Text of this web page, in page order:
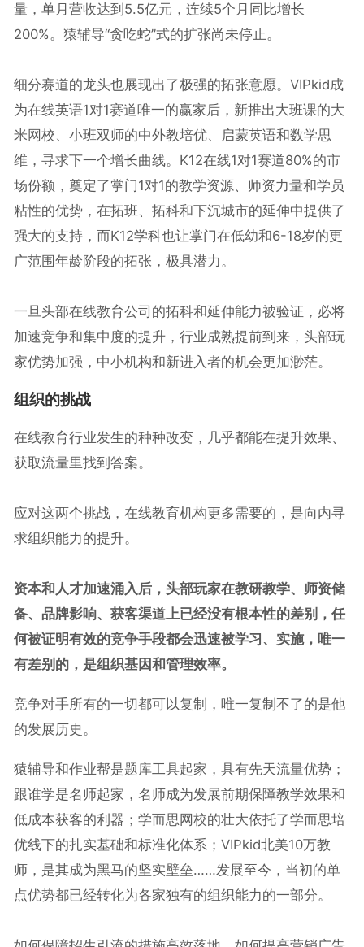
量，单月营收达到5.5亿元，连续5个月同比增长
200%。猿辅导“贪吃蛇”式的扩张尚未停止。
细分赛道的龙头也展现出了极强的拓张意愿。VIPkid成
为在线英语1对1赛道唯一的赢家后，新推出大班课的大
米网校、小班双师的中外教培优、启蒙英语和数学思
维，寻求下一个增长曲线。K12在线1对1赛道80%的市
场份额，奠定了掌门1对1的教学资源、师资力量和学员
粘性的优势，在拓班、拓科和下沉城市的延伸中提供了
强大的支持，而K12学科也让掌门在低幼和6-18岁的更
广范围年龄阶段的拓张，极具潜力。
一旦头部在线教育公司的拓科和延伸能力被验证，必将
加速竞争和集中度的提升，行业成熟提前到来，头部玩
家优势加强，中小机构和新进入者的机会更加渺茫。
组织的挑战
在线教育行业发生的种种改变，几乎都能在提升效果、
获取流量里找到答案。
应对这两个挑战，在线教育机构更多需要的，是向内寻
求组织能力的提升。
资本和人才加速涌入后，头部玩家在教研教学、师资储
备、品牌影响、获客渠道上已经没有根本性的差别，任
何被证明有效的竞争手段都会迅速被学习、实施，唯一
有差别的，是组织基因和管理效率。
竞争对手所有的一切都可以复制，唯一复制不了的是他
的发展历史。
猿辅导和作业帮是题库工具起家，具有先天流量优势；
跟谁学是名师起家，名师成为发展前期保障教学效果和
低成本获客的利器；学而思网校的壮大依托了学而思培
优线下的扎实基础和标准化体系；VIPkid北美10万教
师，是其成为黑马的坚实壁垒……发展至今，当初的单
点优势都已经转化为各家独有的组织能力的一部分。